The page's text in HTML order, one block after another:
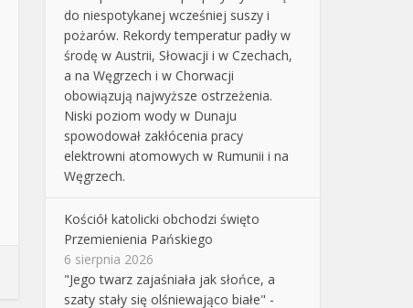
do niespotykanej wcześniej suszy i
pożarów. Rekordy temperatur padły w
środę w Austrii, Słowacji i w Czechach,
a na Węgrzech i w Chorwacji
obowiązują najwyższe ostrzeżenia.
Niski poziom wody w Dunaju
spowodował zakłócenia pracy
elektrowni atomowych w Rumunii i na
Węgrzech.
Kościół katolicki obchodzi święto
Przemienienia Pańskiego
6 sierpnia 2026
"Jego twarz zajaśniała jak słońce, a
szaty stały się olśniewająco białe" -